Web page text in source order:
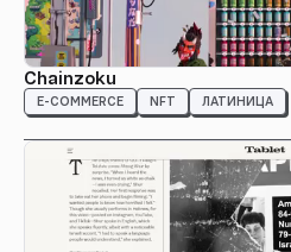
Chainzoku
E-COMMERCE NFT ЛАТИНИЦА